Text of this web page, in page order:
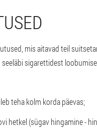
mis aitavad teil
sigarettidest
teha kolm korda päevas;
hetkel (sügav hingamine -